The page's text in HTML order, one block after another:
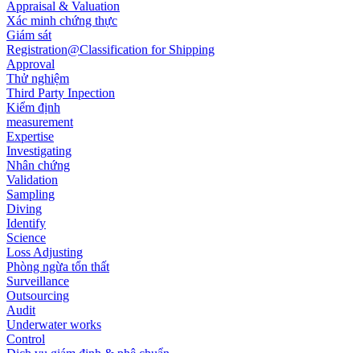
Appraisal & Valuation
Xác minh chứng thực
Giám sát
Registration@Classification for Shipping
Approval
Thử nghiệm
Third Party Inpection
Kiểm định
measurement
Expertise
Investigating
Nhân chứng
Validation
Sampling
Diving
Identify
Science
Loss Adjusting
Phòng ngừa tổn thất
Surveillance
Outsourcing
Audit
Underwater works
Control